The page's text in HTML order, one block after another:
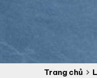
Trang chủ